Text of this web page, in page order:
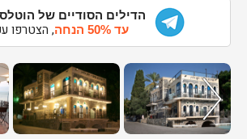
הדילים הסודיים של
עד 50% הנחה
, הצטרפו